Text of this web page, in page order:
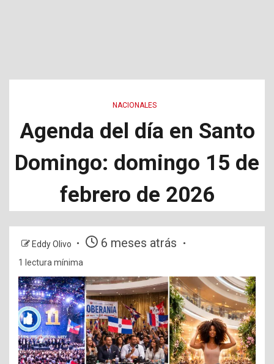
NACIONALES
Agenda del día en Santo
Domingo: domingo 15 de
febrero de 2026
Eddy Olivo 6 meses atrás
1 lectura mínima